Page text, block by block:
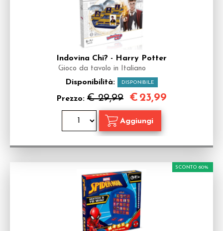
Indovina Chi? - Harry Potter
Gioco da tavolo in Italiano
Disponibilità: DISPONIBILE
Prezzo: € 29,99 € 23,99
SCONTO 60%